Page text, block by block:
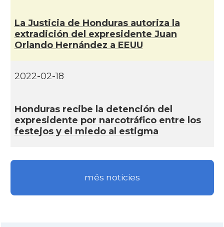
La Justicia de Honduras autoriza la
extradición del expresidente Juan
Orlando Hernández a EEUU
2022-02-18
Honduras recibe la detención del
expresidente por narcotráfico entre los
festejos y el miedo al estigma
més noticies